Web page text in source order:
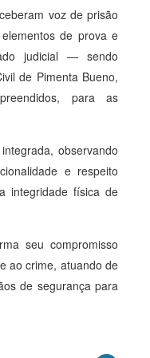
voz de prisão
de prova e
judicial — sendo
de Pimenta Bueno,
para as
observando
e respeito
integridade física de
seu compromisso
ao crime, atuando de
de segurança para